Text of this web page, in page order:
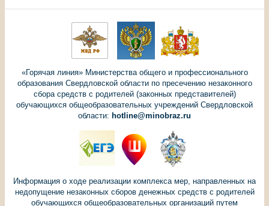
«Горячая линия» Министерства общего и профессионального
образования Свердловской области по пресечению незаконного
сбора средств с родителей (законных представителей)
обучающихся общеобразовательных учреждений Свердловской
области: hotline@minobraz.ru
Информация о ходе реализации комплекса мер, направленных на
недопущение незаконных сборов денежных средств с родителей
обучающихся общеобразовательных организаций путем